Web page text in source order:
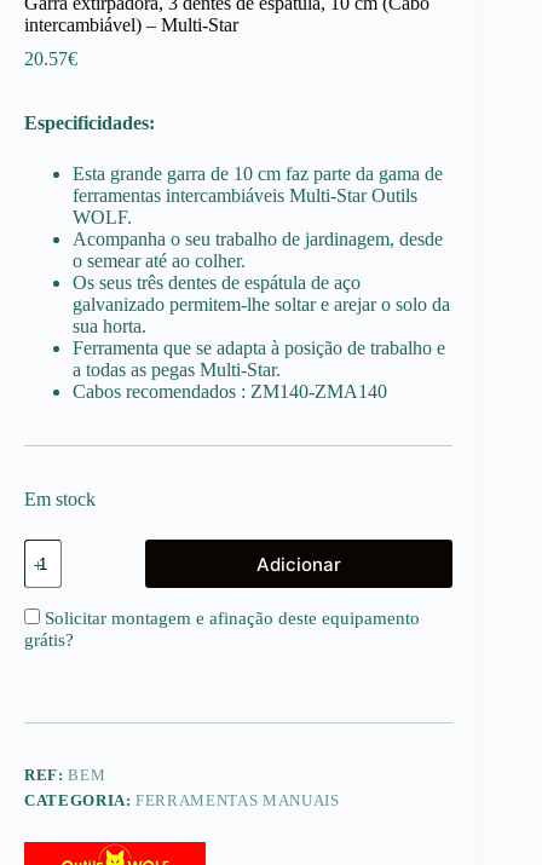
intercambiável) – Multi-Star
20.57€
Especificidades:
Esta grande garra de 10 cm faz parte da gama de
ferramentas intercambiáveis Multi-Star Outils
WOLF.
Acompanha o seu trabalho de jardinagem, desde
o semear até ao colher.
Os seus três dentes de espátula de aço
galvanizado permitem-lhe soltar e arejar o solo da
sua horta.
Ferramenta que se adapta à posição de trabalho e
a todas as pegas Multi-Star.
Cabos recomendados : ZM140-ZMA140
Em stock
Quantidade
de
Garra
extirpadora,
3
dentes
intercambiável)
-
Adicionar
Solicitar montagem e afinação deste equipamento
grátis?
REF:BEM
CATEGORIA:FERRAMENTAS MANUAIS